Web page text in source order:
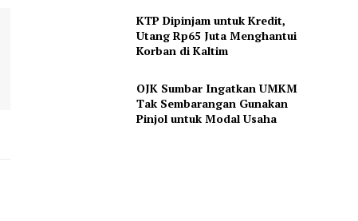
KTP Dipinjam untuk Kredit,
Utang Rp65 Juta Menghantui
Korban di Kaltim
OJK Sumbar Ingatkan UMKM
Tak Sembarangan Gunakan
Pinjol untuk Modal Usaha